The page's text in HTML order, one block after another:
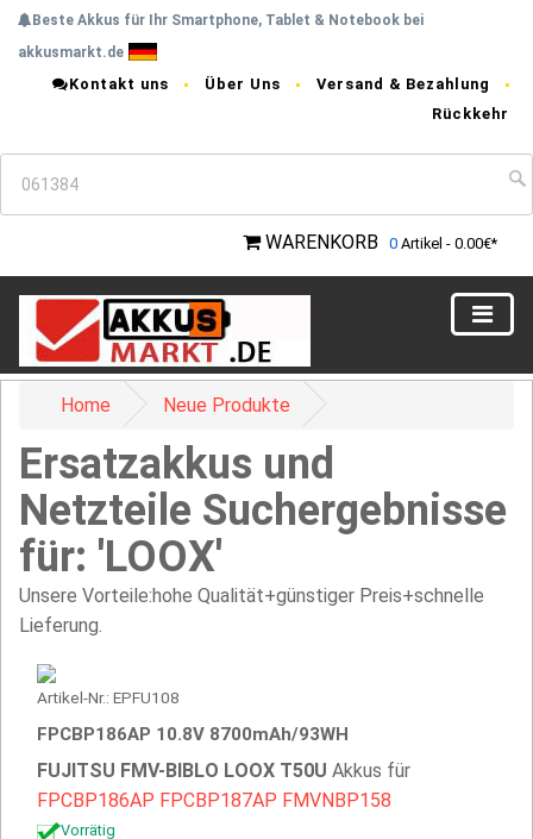
Beste Akkus für Ihr Smartphone, Tablet & Notebook bei
akkusmarkt.de
Kontakt uns Über Uns
Versand & Bezahlung
Rückkehr
WARENKORB 0 Artikel - 0.00€*
Home Neue Produkte
Ersatzakkus und
Netzteile Suchergebnisse
für: 'LOOX'
Unsere Vorteile:hohe Qualität+günstiger Preis+schnelle
Lieferung.
Artikel-Nr.: EPFU108
FPCBP186AP 10.8V 8700mAh/93WH
FUJITSU FMV-BIBLO LOOX T50U Akkus für
FPCBP186AP FPCBP187AP FMVNBP158
Vorrätig